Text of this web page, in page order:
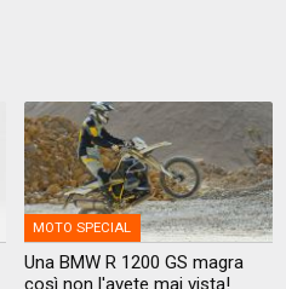
MOTO SPECIAL
Una BMW R 1200 GS magra
così non l'avete mai vista!